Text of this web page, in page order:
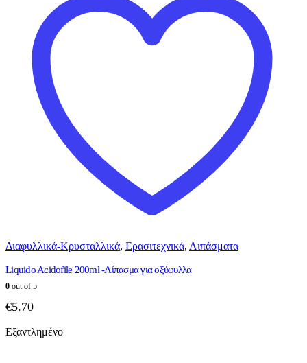
Διαφυλλικά-Κρυσταλλικά, Ερασιτεχνικά, Λιπάσματα
Liquido Acidofile 200ml -Λίπασμα για οξύφυλλα
0 out of 5
€5.70
Εξαντλημένο